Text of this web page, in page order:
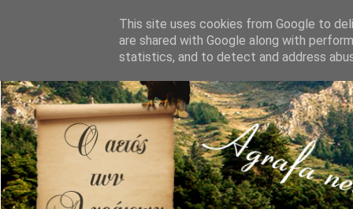
This site uses cookies from Google to
are shared with Google along with
statistics, and to detect and address